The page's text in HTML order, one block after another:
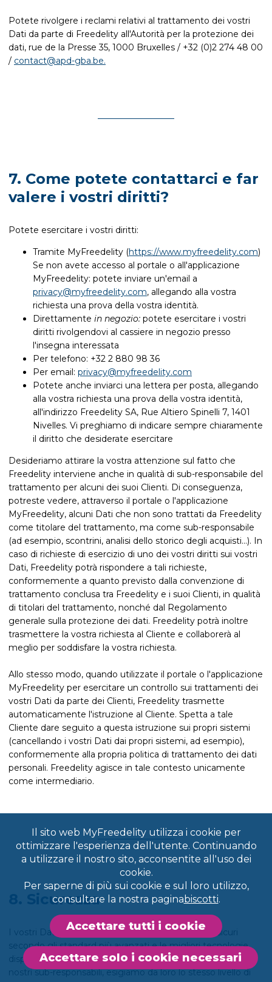
Il sito web MyFreedelity utilizza i cookie per
ottimizzare l'esperienza dell'utente. Continuando
a utilizzare il nostro sito, acconsentite all'uso dei
cookie.
Per saperne di più sui cookie e sul loro utilizzo,
consultare la nostra paginabiscotti.
Accettare tutti i cookie
Accettare solo i cookie necessari
Potete rivolgere i reclami relativi al trattamento dei vostri
Dati da parte di Freedelity all'Autorità per la protezione dei
dati, rue de la Presse 35, 1000 Bruxelles / +32 (0)2 274 48 00
/ contact@apd-gba.be.
7. Come potete contattarci e far
valere i vostri diritti?
Potete esercitare i vostri diritti:
Tramite MyFreedelity (https://www.myfreedelity.com)
Se non avete accesso al portale o all'applicazione
MyFreedelity: potete inviare un'email a
privacy@myfreedelity.com, allegando alla vostra
richiesta una prova della vostra identità.
Direttamente in negozio: potete esercitare i vostri
diritti rivolgendovi al cassiere in negozio presso
l'insegna interessata
Per telefono: +32 2 880 98 36
Per email: privacy@myfreedelity.com
Potete anche inviarci una lettera per posta, allegando
alla vostra richiesta una prova della vostra identità,
all'indirizzo Freedelity SA, Rue Altiero Spinelli 7, 1401
Nivelles. Vi preghiamo di indicare sempre chiaramente
il diritto che desiderate esercitare
Desideriamo attirare la vostra attenzione sul fatto che
Freedelity interviene anche in qualità di sub-responsabile del
trattamento per alcuni dei suoi Clienti. Di conseguenza,
potreste vedere, attraverso il portale o l'applicazione
MyFreedelity, alcuni Dati che non sono trattati da Freedelity
come titolare del trattamento, ma come sub-responsabile
(ad esempio, scontrini, analisi dello storico degli acquisti...). In
caso di richieste di esercizio di uno dei vostri diritti sui vostri
Dati, Freedelity potrà rispondere a tali richieste,
conformemente a quanto previsto dalla convenzione di
trattamento conclusa tra Freedelity e i suoi Clienti, in qualità
di titolari del trattamento, nonché dal Regolamento
generale sulla protezione dei dati. Freedelity potrà inoltre
trasmettere la vostra richiesta al Cliente e collaborerà al
meglio per soddisfare la vostra richiesta.
Allo stesso modo, quando utilizzate il portale o l'applicazione
MyFreedelity per esercitare un controllo sui trattamenti dei
vostri Dati da parte dei Clienti, Freedelity trasmette
automaticamente l'istruzione al Cliente. Spetta a tale
Cliente dare seguito a questa istruzione sui propri sistemi
(cancellando i vostri Dati dai propri sistemi, ad esempio),
conformemente alla propria politica di trattamento dei dati
personali. Freedelity agisce in tale contesto unicamente
come intermediario.
8. Sicurezza
I vostri Dati sono conservati su server informatici sicuri
secondo gli standard più avanzati e le migliori tecnologie
disponibili. Quando collaboriamo con altre parti, come i
nostri sub-responsabili, esigiamo da loro lo stesso livello di